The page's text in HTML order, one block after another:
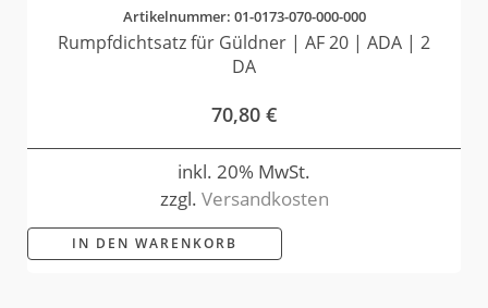
Artikelnummer: 01-0173-070-000-000
Rumpfdichtsatz für Güldner | AF 20 | ADA | 2
DA
70,80 €
inkl. 20% MwSt.
zzgl. Versandkosten
IN DEN WARENKORB